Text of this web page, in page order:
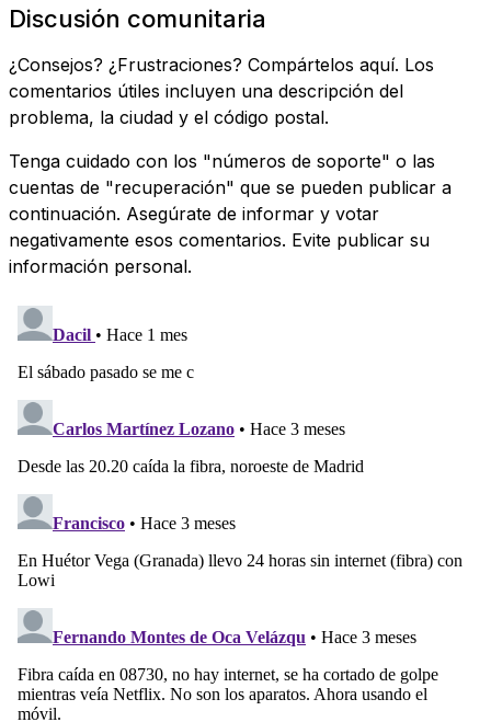
Discusión comunitaria
¿Consejos? ¿Frustraciones? Compártelos aquí. Los
comentarios útiles incluyen una descripción del
problema, la ciudad y el código postal.
Tenga cuidado con los "números de soporte" o las
cuentas de "recuperación" que se pueden publicar a
continuación. Asegúrate de informar y votar
negativamente esos comentarios. Evite publicar su
información personal.